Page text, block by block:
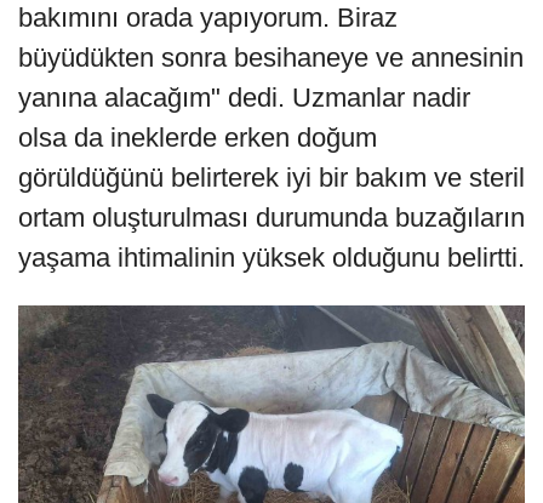
bakımını orada yapıyorum. Biraz
büyüdükten sonra besihaneye ve annesinin
yanına alacağım" dedi. Uzmanlar nadir
olsa da ineklerde erken doğum
görüldüğünü belirterek iyi bir bakım ve steril
ortam oluşturulması durumunda buzağıların
yaşama ihtimalinin yüksek olduğunu belirtti.